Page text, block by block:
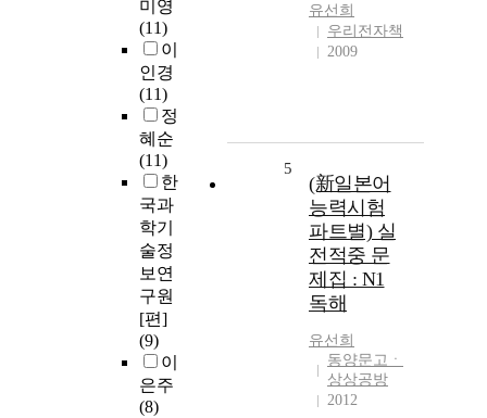
미영
(11)
이
인경
(11)
정
혜순
(11)
한
국과
학기
술정
보연
구원
[편]
(9)
이
은주
(8)
유선희
우리전자책
2009
5
(新일본어
능력시험
파트별) 실
전적중 문
제집 : N1
독해
유선희
동양문고ㆍ
상상공방
2012